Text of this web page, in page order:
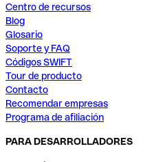
Centro de recursos
Blog
Glosario
Soporte y FAQ
Códigos SWIFT
Tour de producto
Contacto
Recomendar empresas
Programa de afiliación
PARA DESARROLLADORES